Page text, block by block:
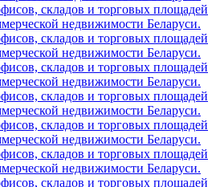
складов и торговых площадей
недвижимости Беларуси.
складов и торговых площадей
недвижимости Беларуси.
складов и торговых площадей
недвижимости Беларуси.
складов и торговых площадей
недвижимости Беларуси.
складов и торговых площадей
недвижимости Беларуси.
складов и торговых площадей
недвижимости Беларуси.
складов и торговых площадей